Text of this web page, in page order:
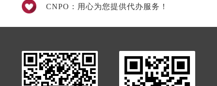
CNPO：用心为您提供代办服务！